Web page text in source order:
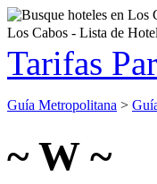
Los Cabos - Lista de
Tarifas
Guía Metropolitana >
~ W ~